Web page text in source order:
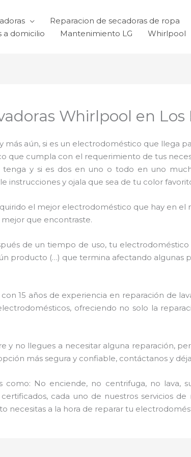
Reparacion de secadoras de ropa
a domicilio
Mantenimiento LG Whirlpool
Whirlpool en Los
aún, si es un electrodoméstico que llega
que cumpla con el requerimiento de tus
y si es dos en uno o todo en uno
y ojala que sea de tu color
el mejor electrodoméstico que hay en
que encontraste.
de un tiempo de uso, tu
producto (…) que termina afectando algunas
15 años de experiencia en reparación de
ofreciendo no solo la
no llegues a necesitar alguna reparación,
más segura y confiable, contáctanos y
como: No enciende, no centrifuga, no lava,
cada uno de nuestros servicios
necesitas a la hora de reparar tu